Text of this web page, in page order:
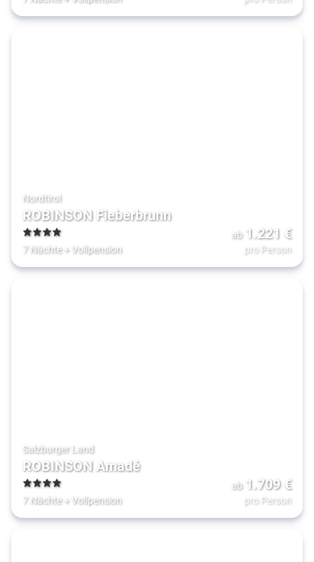
Nordtirol
ROBINSON Fieberbrunn
4
7 Nächte+ Vollpension
ab 1.221 €
pro Person
Salzburger Land
ROBINSON Amadé
4
7 Nächte+ Vollpension
ab 1.709€
pro Person